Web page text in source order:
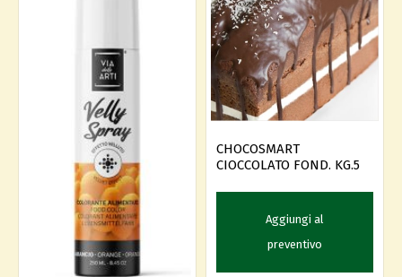
CHOCOSMART
CIOCCOLATO FOND. KG.5
Aggiungi al
preventivo